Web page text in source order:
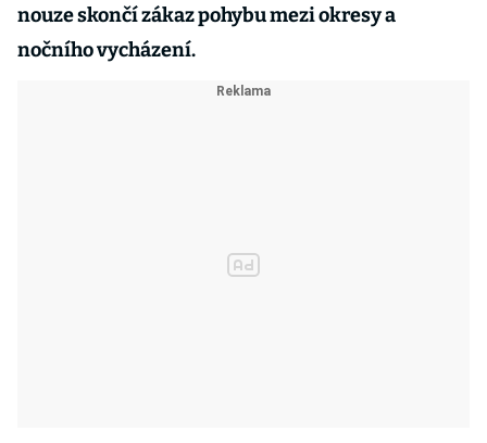
nouze skončí zákaz pohybu mezi okresy a
nočního vycházení.